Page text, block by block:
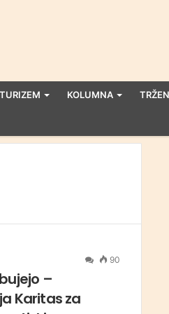
TURIZEM KOLUMNA
90
–
Karitas za